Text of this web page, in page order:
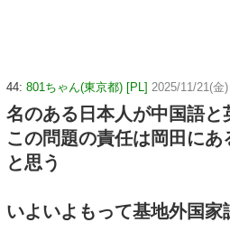
44: 801ちゃん(東京都) [PL] 2025/11/21(金
名のある日本人が中国語と
この問題の責任は岡田に
と思う
いよいよもって基地外国家